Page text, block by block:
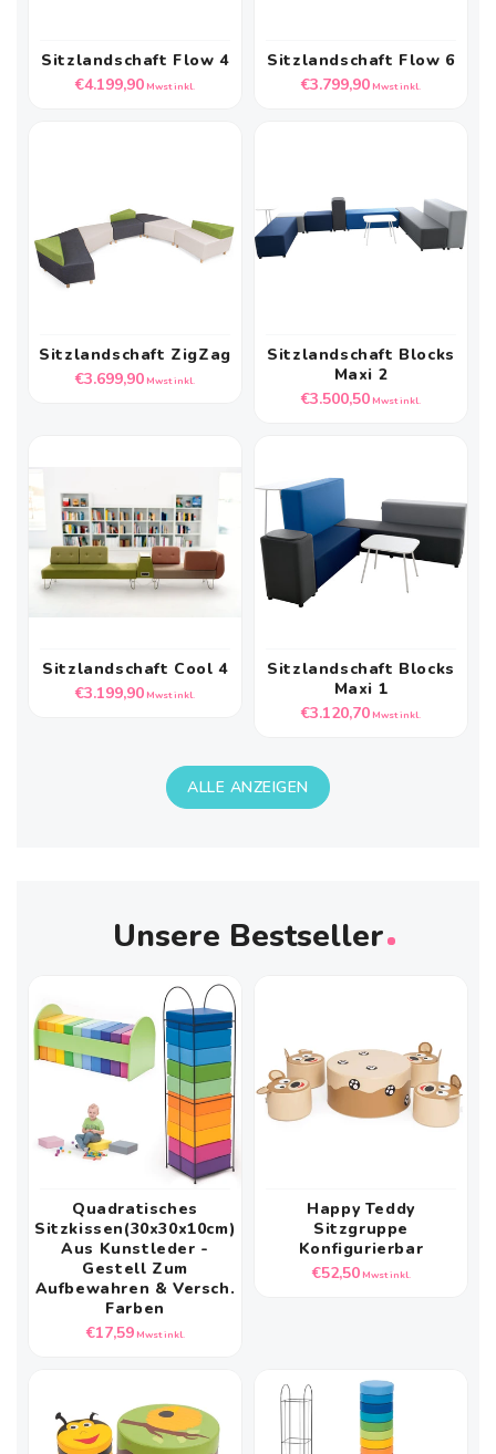
Sitzlandschaft Flow 4
Normaler
€4.199,90 Mwst inkl.
Sitzlandschaft Flow 6
Normaler
€3.799,90 Mwst inkl.
Sitzlandschaft ZigZag
Normaler
€3.699,90 Mwst inkl.
Sitzlandschaft Blocks
Maxi 2
Normaler
€3.500,50 Mwst inkl.
Sitzlandschaft Cool 4
Normaler
€3.199,90 Mwst inkl.
Sitzlandschaft Blocks
Maxi 1
Normaler
€3.120,70 Mwst inkl.
ALLE ANZEIGEN
Unsere Bestseller
Quadratisches
Sitzkissen(30x30x10cm)
Aus Kunstleder -
Gestell Zum
Aufbewahren & Versch.
Farben
Normaler
€17,59Mwst inkl.
Happy Teddy
Sitzgruppe
Konfigurierbar
Normaler
€52,50Mwst inkl.